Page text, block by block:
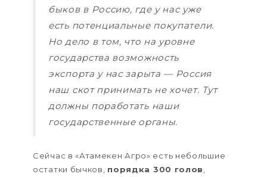
быков в Россию, где у нас уже
есть потенциальные покупатели.
Но дело в том, что на уровне
государства возможность
экспорта у нас зарыта — Россия
наш скот принимать не хочет. Тут
должны поработать наши
государственные органы.
Сейчас в «Атамекен Агро» есть небольшие
остатки бычков, порядка 300 голов